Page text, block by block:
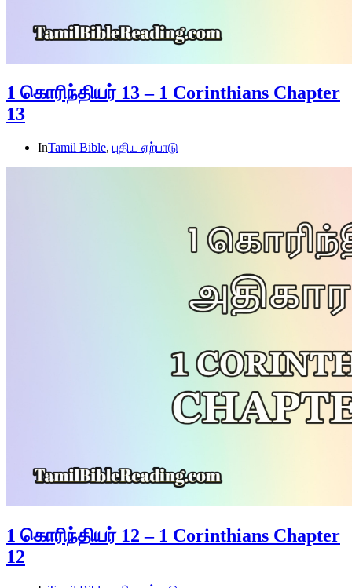
1 கொரிந்தியர் 13 – 1 Corinthians Chapter
13
InTamil Bible, புதிய ஏற்பாடு
1 கொரிந்தியர் 12 – 1 Corinthians Chapter
12